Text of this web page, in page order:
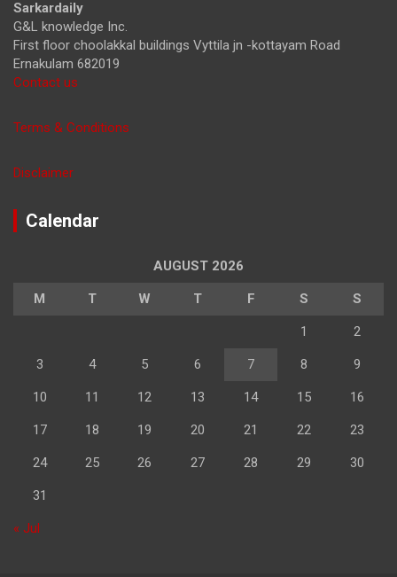
Sarkardaily
G&L knowledge Inc.
First floor choolakkal buildings Vyttila jn -kottayam Road
Ernakulam 682019
Contact us
Terms & Conditions
Disclaimer
Calendar
AUGUST 2026
M T W T F S S
1 2
3 4 5 6 7 8 9
10 11 12 13 14 15 16
17 18 19 20 21 22 23
24 25 26 27 28 29 30
31
« Jul